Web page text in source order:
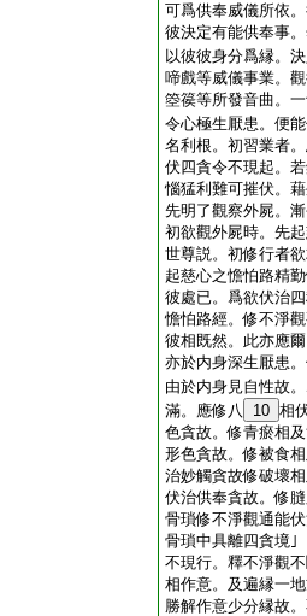
可爲供奉威儀所依
彼決定有能供奉事
以彼彼身分爲縁。
啼戲等威儀事業。
箜篌等所發音曲。
令心極生厭患。便
名利根。初習業者
伏四貪令不現起。
惱猛利難可摧伏。
先明了觀察外屍。
初欲觀外屍時。先
世尊説。初修行者
起慈心之憺怕路精
彼處已。爲欲伏治
憺怕路經。修不淨
彼相既然。此亦應
亦於内身深生厭患
由於内身見自性故
滿。應修八
10 相
色貪故。修青瘀相
形色貪故。修被食
治妙觸貪故修破壞
伏治供奉貪故。修
骨瑣修不淨觀通能
骨瑣中具離四貪
不現行。釋不淨觀
相作意。及遍縁一
勝解作意少分縁故